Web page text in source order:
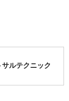
ルテクニック